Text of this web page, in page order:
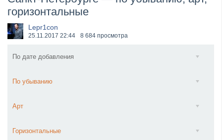
​Wacken Open Air 2027 объявил новую волну участ...
горизонтальные
Lepr1con
25.11.2017 22:44 8 684 просмотра
По дате добавления
По убыванию
Арт
Горизонтальные